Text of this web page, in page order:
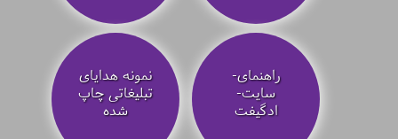
راهنمای-
سایت-
ادگیفت
نمونه هدایای
تبلیغاتی چاپ
شده